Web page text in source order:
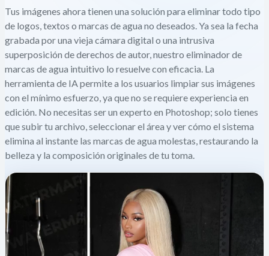
Tus imágenes ahora tienen una solución para eliminar todo tipo
de logos, textos o marcas de agua no deseados. Ya sea la fecha
grabada por una vieja cámara digital o una intrusiva
superposición de derechos de autor, nuestro eliminador de
marcas de agua intuitivo lo resuelve con eficacia. La
herramienta de IA permite a los usuarios limpiar sus imágenes
con el mínimo esfuerzo, ya que no se requiere experiencia en
edición. No necesitas ser un experto en Photoshop; solo tienes
que subir tu archivo, seleccionar el área y ver cómo el sistema
elimina al instante las marcas de agua molestas, restaurando la
belleza y la composición originales de tu toma.